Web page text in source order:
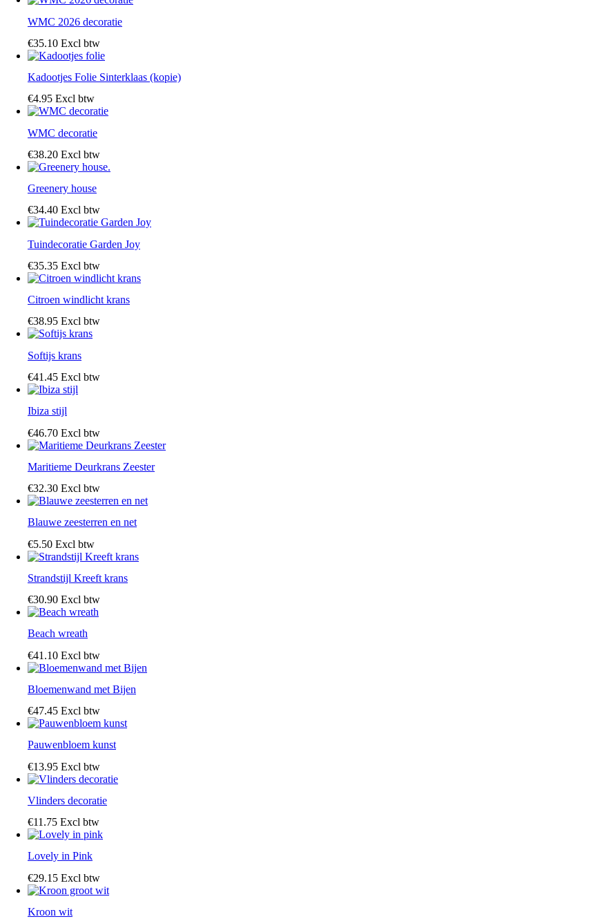
WMC 2026 decoratie
€35.10 Excl btw
Kadootjes Folie Sinterklaas (kopie)
€4.95 Excl btw
WMC decoratie
€38.20 Excl btw
Greenery house
€34.40 Excl btw
Tuindecoratie Garden Joy
€35.35 Excl btw
Citroen windlicht krans
€38.95 Excl btw
Softijs krans
€41 .45 Excl btw
Ibiza stijl
€46.70 Excl btw
Maritieme Deurkrans Zeester
€32.30 Excl btw
Blauwe zeesterren en net
€5.50 Excl btw
Strandstijl Kreeft krans
€30.90 Excl btw
Beach wreath
€41 .10 Excl btw
Bloemenwand met Bijen
€47.45 Excl btw
Pauwenbloem kunst
€13.95 Excl btw
Vlinders decoratie
€11 .75 Excl btw
Lovely in Pink
€29.15 Excl btw
Kroon wit